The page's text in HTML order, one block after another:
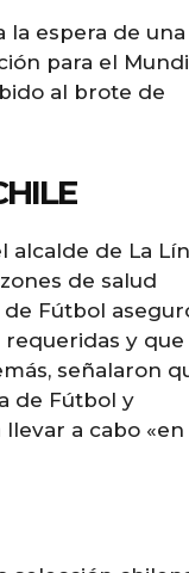
la espera de una
para el
al brote de
alcalde de La
de salud
de Fútbol
y que
señalaron
de Fútbol y
a cabo «en